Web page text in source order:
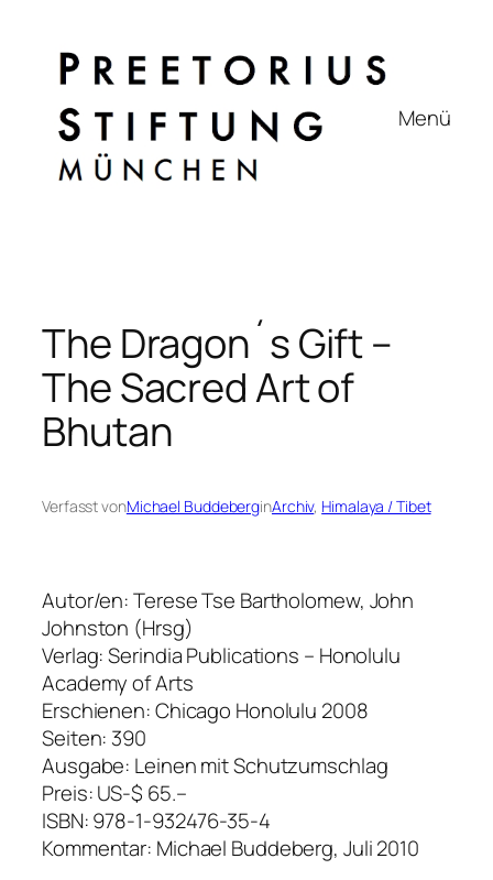
springen
Menü
The Dragon´s Gift –
The Sacred Art of
Bhutan
Verfasst vonMichael BuddeberginArchiv, Himalaya / Tibet
Autor/en: Terese Tse Bartholomew, John
Johnston (Hrsg)
Verlag: Serindia Publications – Honolulu
Academy of Arts
Erschienen: Chicago Honolulu 2008
Seiten: 390
Ausgabe: Leinen mit Schutzumschlag
Preis: US-$ 65.–
ISBN: 978-1-932476-35-4
Kommentar: Michael Buddeberg, Juli 2010